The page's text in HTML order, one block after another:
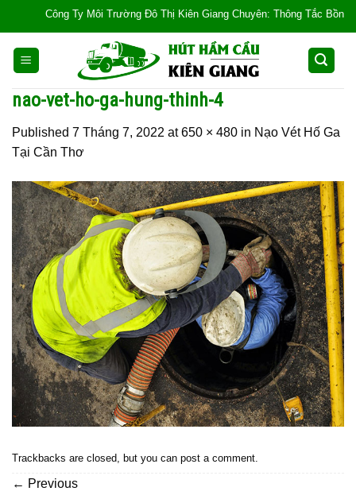
content
Công Ty Môi Trường Đô Thị Kiên Giang Chuyên: Thông Tắc Bồn
nao-vet-ho-ga-hung-thinh-4
Published 7 Tháng 7, 2022 at650 × 480 in Nạo Vét Hố Ga
Tại Cần Thơ
Trackbacks are closed, but you can post a comment.
← Previous